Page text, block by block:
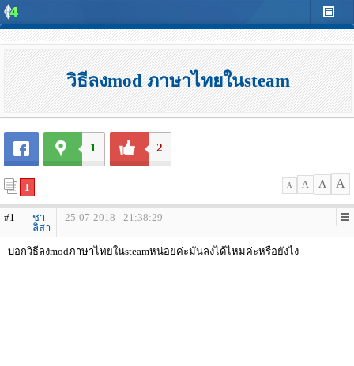
วิธีลงmod ภาษาไทยในsteam
1 2
1 A A A A
#1
ชา
ลิสา
25-07-2018 - 21:38:29
บอกวิธีลงmodภาษาไทยในsteamหน่อยค่ะมันลงได้ไหมค่ะหรือยังไง